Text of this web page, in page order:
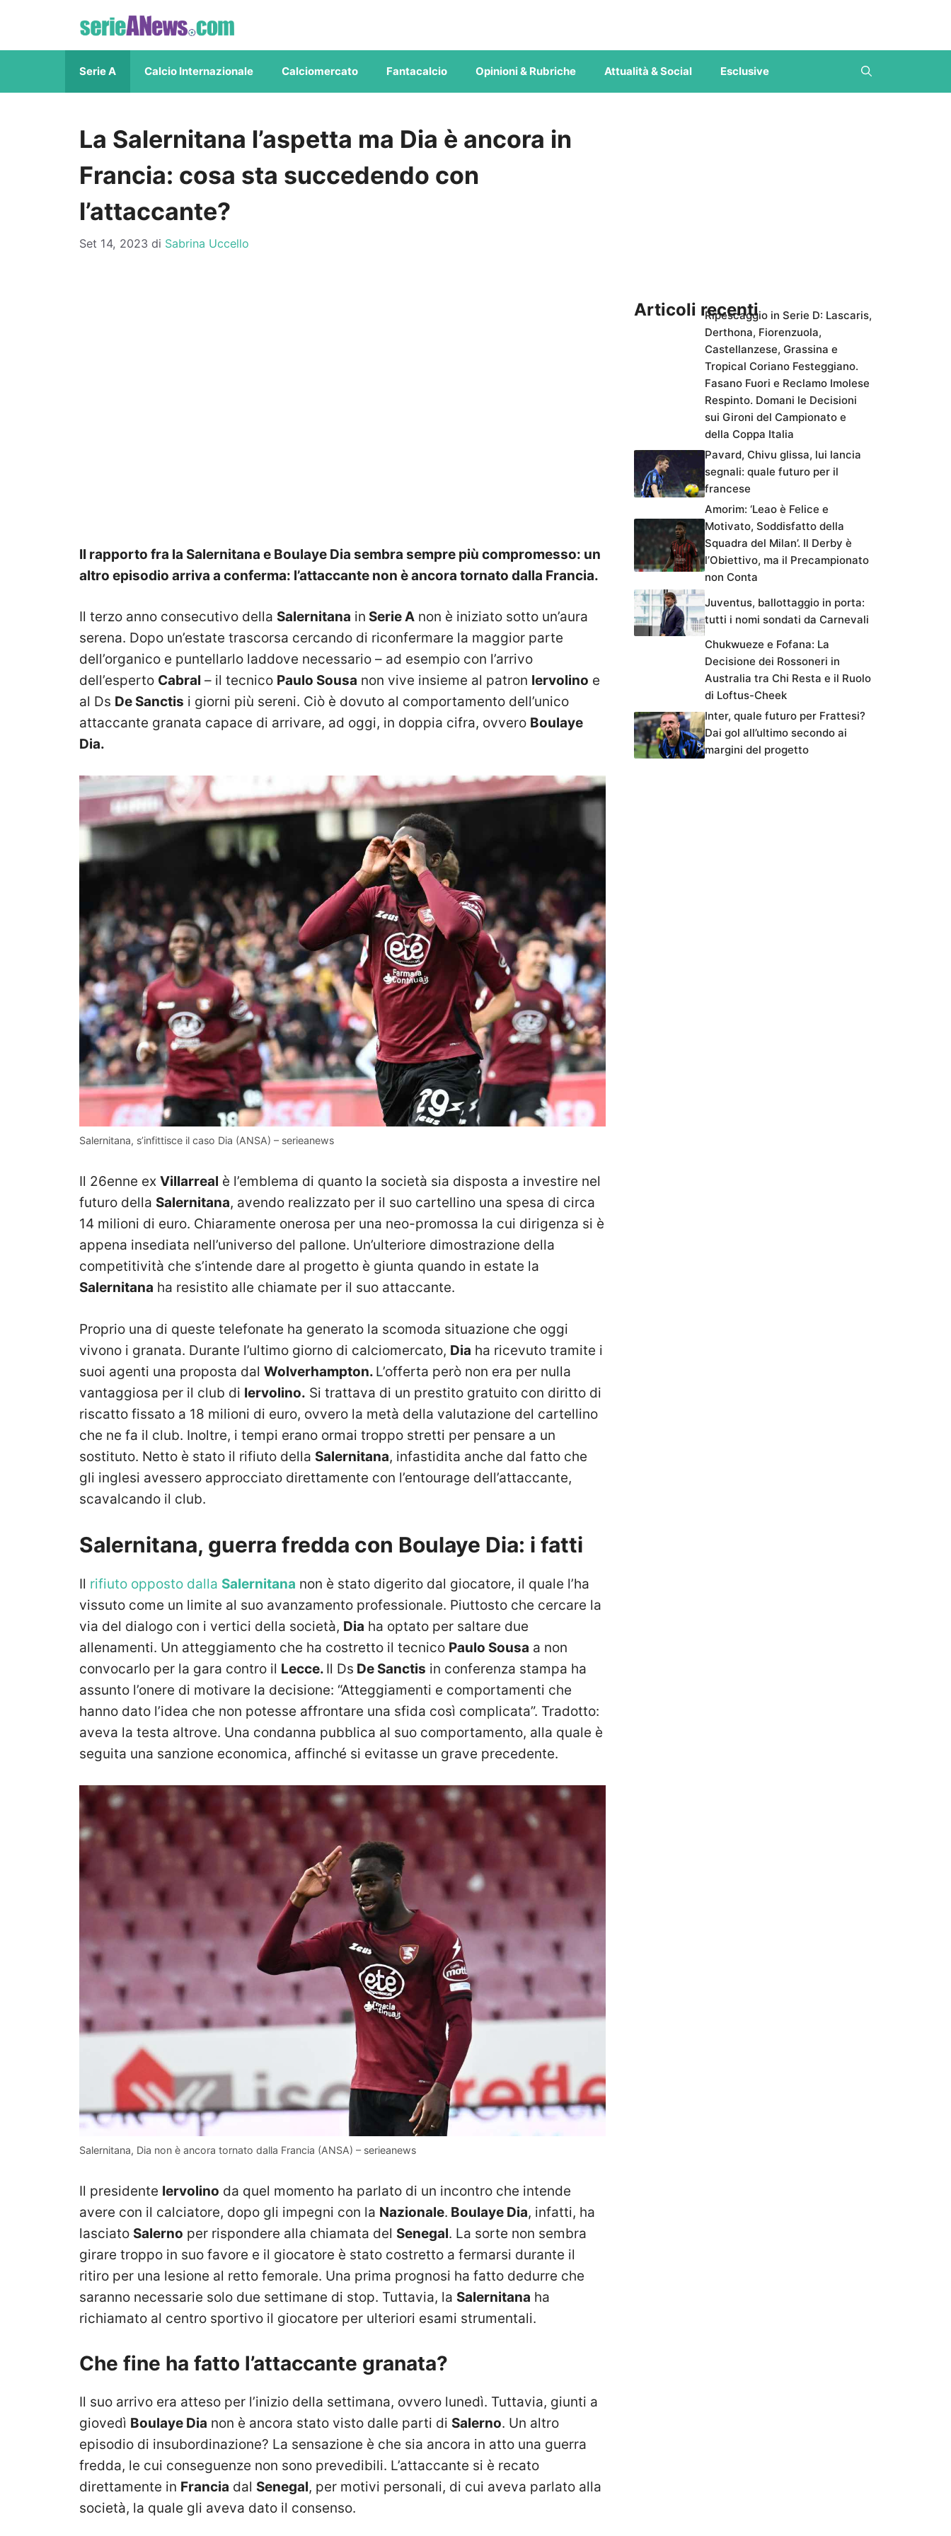
contenuto
Serie A Calcio Internazionale Calciomercato Fantacalcio Opinioni & Rubriche Attualità & Social Esclusive
La Salernitana l’aspetta ma Dia è ancora in
Francia: cosa sta succedendo con
l’attaccante?
Set 14, 2023 di Sabrina Uccello
Il rapporto fra la Salernitana e Boulaye Dia sembra sempre più compromesso: un
altro episodio arriva a conferma: l’attaccante non è ancora tornato dalla Francia.
Il terzo anno consecutivo della Salernitana in Serie A non è iniziato sotto un’aura
serena. Dopo un’estate trascorsa cercando di riconfermare la maggior parte
dell’organico e puntellarlo laddove necessario – ad esempio con l’arrivo
dell’esperto Cabral – il tecnico Paulo Sousa non vive insieme al patron Iervolino e
al Ds De Sanctis i giorni più sereni. Ciò è dovuto al comportamento dell’unico
attaccante granata capace di arrivare, ad oggi, in doppia cifra, ovvero Boulaye
Dia.
Salernitana, s’infittisce il caso Dia (ANSA) – serieanews
Il 26enne ex Villarreal è l’emblema di quanto la società sia disposta a investire nel
futuro della Salernitana, avendo realizzato per il suo cartellino una spesa di circa
14 milioni di euro. Chiaramente onerosa per una neo-promossa la cui dirigenza si è
appena insediata nell’universo del pallone. Un’ulteriore dimostrazione della
competitività che s’intende dare al progetto è giunta quando in estate la
Salernitana ha resistito alle chiamate per il suo attaccante.
Proprio una di queste telefonate ha generato la scomoda situazione che oggi
vivono i granata. Durante l’ultimo giorno di calciomercato, Dia ha ricevuto tramite i
suoi agenti una proposta dal Wolverhampton. L’offerta però non era per nulla
vantaggiosa per il club di Iervolino. Si trattava di un prestito gratuito con diritto di
riscatto fissato a 18 milioni di euro, ovvero la metà della valutazione del cartellino
che ne fa il club. Inoltre, i tempi erano ormai troppo stretti per pensare a un
sostituto. Netto è stato il rifiuto della Salernitana, infastidita anche dal fatto che
gli inglesi avessero approcciato direttamente con l’entourage dell’attaccante,
scavalcando il club.
Salernitana, guerra fredda con Boulaye Dia: i fatti
Il rifiuto opposto dalla Salernitana non è stato digerito dal giocatore, il quale l’ha
vissuto come un limite al suo avanzamento professionale. Piuttosto che cercare la
via del dialogo con i vertici della società, Dia ha optato per saltare due
allenamenti. Un atteggiamento che ha costretto il tecnico Paulo Sousa a non
convocarlo per la gara contro il Lecce. Il Ds De Sanctis in conferenza stampa ha
assunto l’onere di motivare la decisione: “Atteggiamenti e comportamenti che
hanno dato l’idea che non potesse affrontare una sfida così complicata”. Tradotto:
aveva la testa altrove. Una condanna pubblica al suo comportamento, alla quale è
seguita una sanzione economica, affinché si evitasse un grave precedente.
Salernitana, Dia non è ancora tornato dalla Francia (ANSA) – serieanews
Il presidente Iervolino da quel momento ha parlato di un incontro che intende
avere con il calciatore, dopo gli impegni con la Nazionale. Boulaye Dia, infatti, ha
lasciato Salerno per rispondere alla chiamata del Senegal. La sorte non sembra
girare troppo in suo favore e il giocatore è stato costretto a fermarsi durante il
ritiro per una lesione al retto femorale. Una prima prognosi ha fatto dedurre che
saranno necessarie solo due settimane di stop. Tuttavia, la Salernitana ha
richiamato al centro sportivo il giocatore per ulteriori esami strumentali.
Che fine ha fatto l’attaccante granata?
Il suo arrivo era atteso per l’inizio della settimana, ovvero lunedì. Tuttavia, giunti a
giovedì Boulaye Dia non è ancora stato visto dalle parti di Salerno. Un altro
episodio di insubordinazione? La sensazione è che sia ancora in atto una guerra
fredda, le cui conseguenze non sono prevedibili. L’attaccante si è recato
direttamente in Francia dal Senegal, per motivi personali, di cui aveva parlato alla
società, la quale gli aveva dato il consenso.
Articoli recentiRipescaggio in Serie D: Lascaris,
Derthona, Fiorenzuola,
Castellanzese, Grassina e
Tropical Coriano Festeggiano.
Fasano Fuori e Reclamo Imolese
Respinto. Domani le Decisioni
sui Gironi del Campionato e
della Coppa Italia
Pavard, Chivu glissa, lui lancia
segnali: quale futuro per il
francese
Amorim: ‘Leao è Felice e
Motivato, Soddisfatto della
Squadra del Milan’. Il Derby è
l’Obiettivo, ma il Precampionato
non Conta
Juventus, ballottaggio in porta:
tutti i nomi sondati da Carnevali
Chukwueze e Fofana: La
Decisione dei Rossoneri in
Australia tra Chi Resta e il Ruolo
di Loftus-Cheek
Inter, quale futuro per Frattesi?
Dai gol all’ultimo secondo ai
margini del progetto